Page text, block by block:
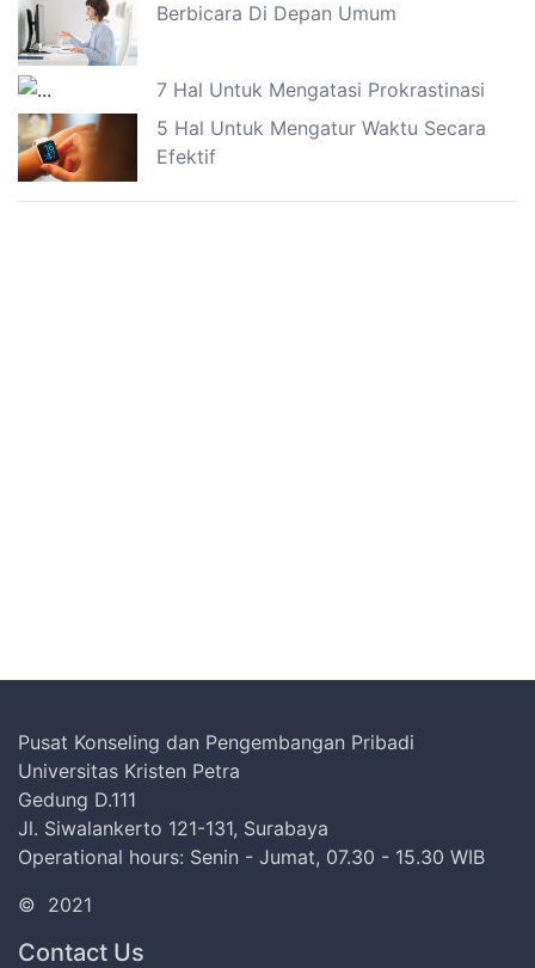
Berbicara Di Depan Umum
7 Hal Untuk Mengatasi Prokrastinasi
5 Hal Untuk Mengatur Waktu Secara
Efektif
Pusat Konseling dan Pengembangan Pribadi
Universitas Kristen Petra
Gedung D.111
Jl. Siwalankerto 121-131, Surabaya
Operational hours: Senin - Jumat, 07.30 - 15.30 WIB
© 2021
Contact Us